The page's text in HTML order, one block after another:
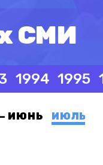
СМИ
1994 1995
ИЮНЬ ИЮЛЬ —